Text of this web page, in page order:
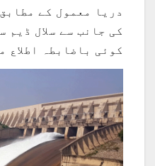
دریا معمول کے
کی جانب سے سلال ڈیم
کوئی باضابطہ اطلاع